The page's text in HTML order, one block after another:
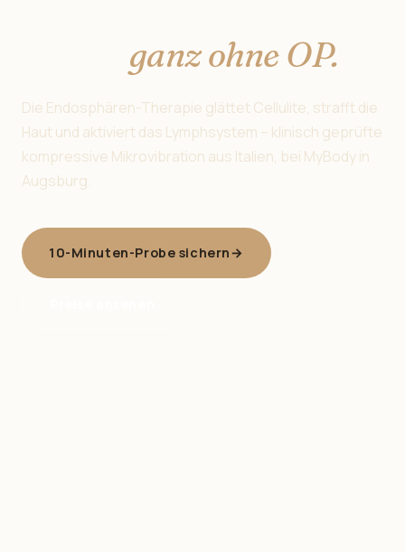
ganz ohne OP.
Die Endosphären-Therapie glättet Cellulite, strafft die
Haut und aktiviert das Lymphsystem – klinisch geprüfte
kompressive Mikrovibration aus Italien, bei MyBody in
Augsburg.
10-Minuten-Probe sichern→